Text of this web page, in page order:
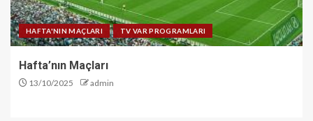
HAFTA'NIN MAÇLARI TV VAR PROGRAMLARI
Hafta’nın Maçları
13/10/2025 admin